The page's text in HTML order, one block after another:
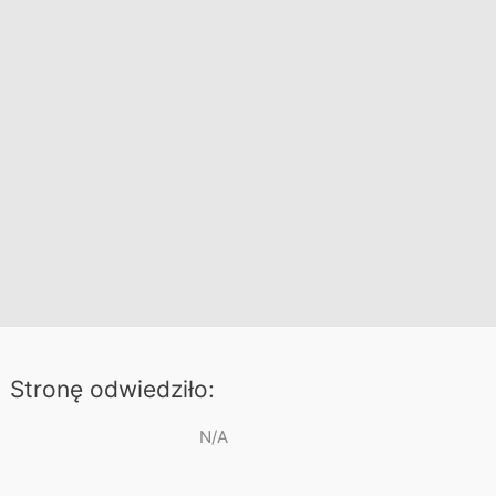
Stronę odwiedziło:
N/A